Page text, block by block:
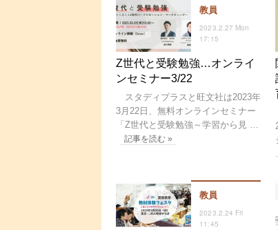
教員
2023.2.27 Mon
17:15
Z世代と受験勉強…オンライ
ンセミナー3/22
スタディプラスと旺文社は2023年
3月22日、無料オンラインセミナー
「Z世代と受験勉強～学習から見 …
記事を読む »
教員
2023.2.24 Fri
11:45